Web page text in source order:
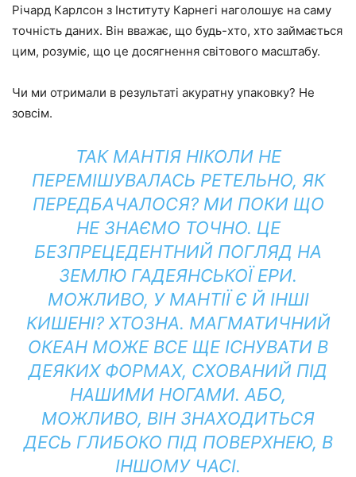
Річард Карлсон з Інституту Карнегі наголошує на саму
точність даних. Він вважає, що будь-хто, хто займається
цим, розуміє, що це досягнення світового масштабу.
Чи ми отримали в результаті акуратну упаковку? Не
зовсім.
ТАК МАНТІЯ НІКОЛИ НЕ
ПЕРЕМІШУВАЛАСЬ РЕТЕЛЬНО, ЯК
ПЕРЕДБАЧАЛОСЯ? МИ ПОКИ ЩО
НЕ ЗНАЄМО ТОЧНО. ЦЕ
БЕЗПРЕЦЕДЕНТНИЙ ПОГЛЯД НА
ЗЕМЛЮ ГАДЕЯНСЬКОЇ ЕРИ.
МОЖЛИВО, У МАНТІЇ Є Й ІНШІ
КИШЕНІ? ХТОЗНА. МАГМАТИЧНИЙ
ОКЕАН МОЖЕ ВСЕ ЩЕ ІСНУВАТИ В
ДЕЯКИХ ФОРМАХ, СХОВАНИЙ ПІД
НАШИМИ НОГАМИ. АБО,
МОЖЛИВО, ВІН ЗНАХОДИТЬСЯ
ДЕСЬ ГЛИБОКО ПІД ПОВЕРХНЕЮ, В
ІНШОМУ ЧАСІ.